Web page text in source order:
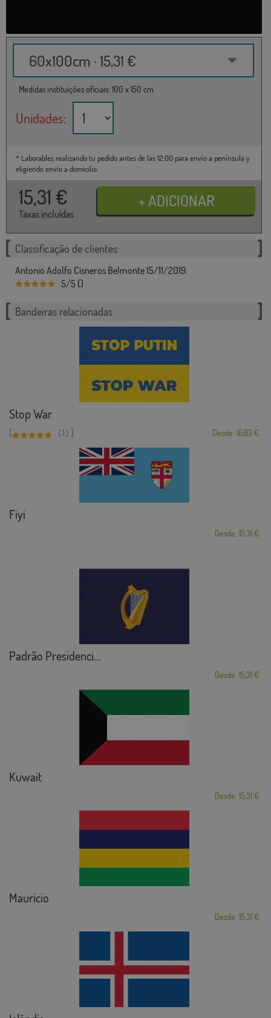
60x100cm · 15,31 €
Medidas instituições oficiais: 100 x 150 cm
Unidades:
* Laborables realizando tu pedido antes de las 12:00 para envío a península y
eligiendo envío a domicilio.
15,31 €
Taxas incluídas
Classificação de clientes:
Antonio Adolfo Cisneros Belmonte 15/11/2019.
5/5 ()
Bandeiras relacionadas
Stop War
[ (1) ] Desde: 16,83 €
Fiyi
Desde: 15,31 €
Padrão Presidenci...
Desde: 15,31 €
Kuwait
Desde: 15,31 €
Mauricio
Desde: 15,31 €